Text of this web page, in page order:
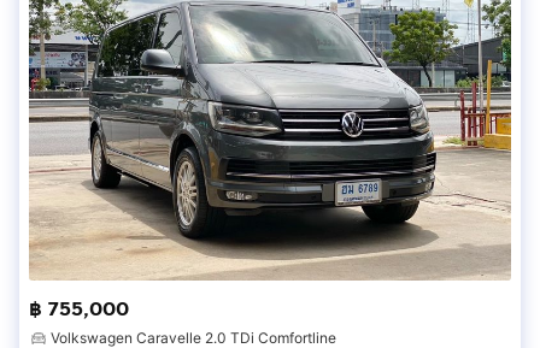
฿ 755,000
Volkswagen Caravelle 2.0 TDi Comfortline